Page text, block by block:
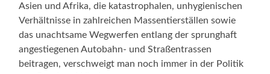
Asien und Afrika, die katastrophalen, unhygienischen
Verhältnisse in zahlreichen Massentierställen sowie
das unachtsame Wegwerfen entlang der sprunghaft
angestiegenen Autobahn- und Straßentrassen
beitragen, verschweigt man noch immer in der Politik